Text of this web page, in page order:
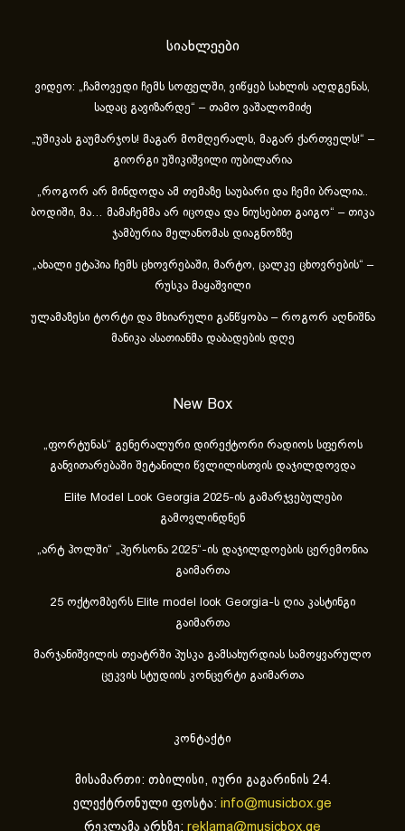
სიახლეები
ვიდეო: „ჩამოვედი ჩემს სოფელში, ვიწყებ სახლის აღდგენას,
სადაც გავიზარდე“ – თამო ვაშალომიძე
„უშიკას გაუმარჯოს! მაგარ მომღერალს, მაგარ ქართველს!“ –
გიორგი უშიკიშვილი იუბილარია
„როგორ არ მინდოდა ამ თემაზე საუბარი და ჩემი ბრალია..
ბოდიში, მა… მამაჩემმა არ იცოდა და ნიუსებით გაიგო“ – თიკა
ჯამბურია მელანომას დიაგნოზზე
„ახა­ლი ეტა­პია ჩემს ცხოვ­რე­ბა­ში, მარ­ტო, ცალ­კე ცხოვ­რე­ბის“ –
რუსკა მაყაშვილი
ულამაზესი ტორტი და მხიარული განწყობა – როგორ აღნიშნა
მანიკა ასათიანმა დაბადების დღე
New Box
„ფორტუნას“ გენერალური დირექტორი რადიოს სფეროს
განვითარებაში შეტანილი წვლილისთვის დაჯილდოვდა
Elite Model Look Georgia 2025-ის გამარჯვებულები
გამოვლინდნენ
„არტ ჰოლში“ „პერსონა 2025“-ის დაჯილდოების ცერემონია
გაიმართა
25 ოქტომბერს Elite model look Georgia-ს ღია კასტინგი
გაიმართა
მარჯანიშვილის თეატრში პუსკა გამსახურდიას სამოყვარულო
ცეკვის სტუდიის კონცერტი გაიმართა
კონტაქტი
მისამართი: თბილისი, იური გაგარინის 24.
ელექტრონული ფოსტა: info@musicbox.ge
რეკლამა არხზე: reklama@musicbox.ge